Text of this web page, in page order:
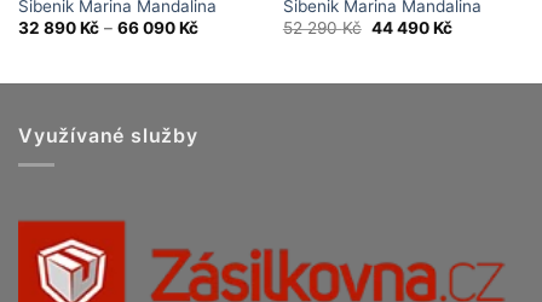
Šibenik Marina Mandalina
32 890Kč – 66 090KčPrice
through
Šibenik Marina Mandalina
52 290Kč Original
290 Kč.
44 490KčCurrent
490 Kč.
Využívané služby